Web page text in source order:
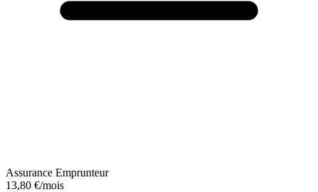
Assurance Emprunteur
13,80 €/mois